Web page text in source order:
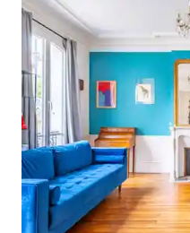
généreux (plafonds de 3,3
chaleureuse et intime, c'est
pour des séances photo,
intimistes